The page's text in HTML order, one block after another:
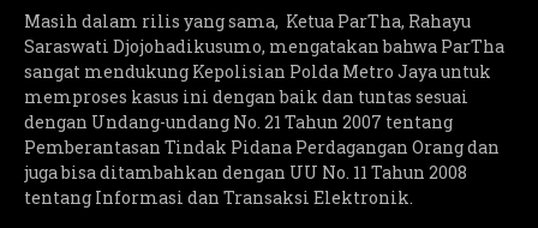
Masih dalam rilis yang sama, Ketua ParTha, Rahayu
Saraswati Djojohadikusumo, mengatakan bahwa ParTha
sangat mendukung Kepolisian Polda Metro Jaya untuk
memproses kasus ini dengan baik dan tuntas sesuai
dengan Undang-undang No. 21 Tahun 2007 tentang
Pemberantasan Tindak Pidana Perdagangan Orang dan
juga bisa ditambahkan dengan UU No. 11 Tahun 2008
tentang Informasi dan Transaksi Elektronik.